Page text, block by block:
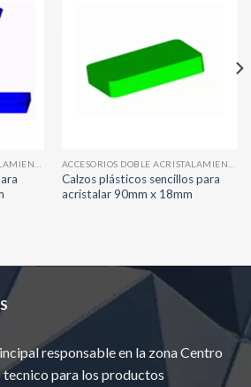
Calzos plásticos sencillos para
acristalar 90mm x 18mm
responsable en la zona Centro
tecnico para los productos